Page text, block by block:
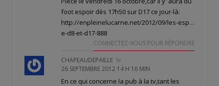
foot espoir dès 17h50 sur D17 ce jour-là:
http://enpleinelucarne.net/2012/09/les-esp…
e-d8-et-d17-888
CONNECTEZ-VOUS POUR RÉPONDRE
CHAPEAUDEPAILLE le
26 SEPTEMBRE 2012 14 H 16 MIN
En ce qui concerne la pub à la tv,tant les